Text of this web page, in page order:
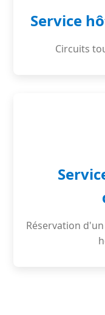
Service
Circuits
Réservation